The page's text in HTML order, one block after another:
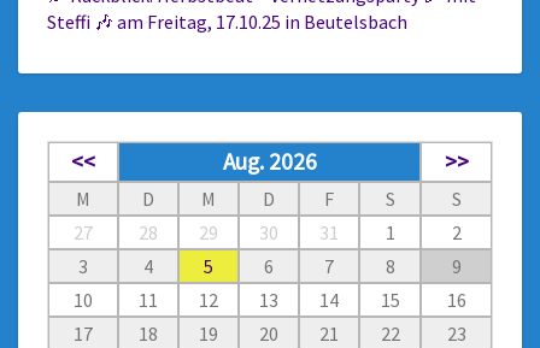
Steffi 🎶 am Freitag, 17.10.25 in Beutelsbach
<< Aug. 2026 >>
M D M D F S
S
27
28 29 30 31 1
2
3
4 5 6 7 8
9
10
11 12 13 14 15
16
17
18 19 20 21 22
23